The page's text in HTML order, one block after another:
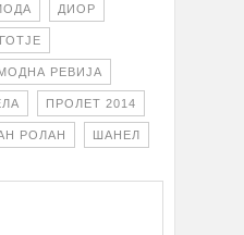
ДИОР
РЕВИЈА
ПРОЛЕТ 2014
РОЛАН ШАНЕЛ